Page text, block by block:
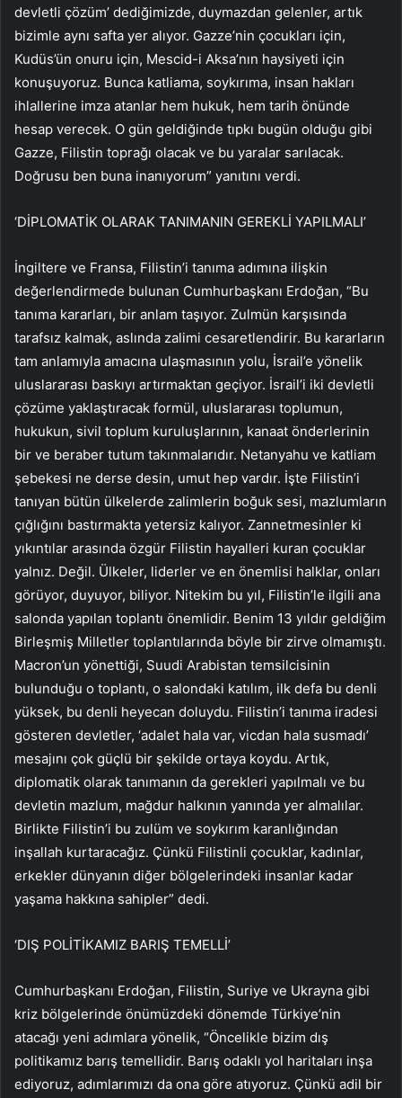
devletli çözüm’ dediğimizde, duymazdan gelenler, artık
bizimle aynı safta yer alıyor. Gazze’nin çocukları için,
Kudüs’ün onuru için, Mescid-i Aksa’nın haysiyeti için
konuşuyoruz. Bunca katliama, soykırıma, insan hakları
ihlallerine imza atanlar hem hukuk, hem tarih önünde
hesap verecek. O gün geldiğinde tıpkı bugün olduğu gibi
Gazze, Filistin toprağı olacak ve bu yaralar sarılacak.
Doğrusu ben buna inanıyorum” yanıtını verdi.
‘DİPLOMATİK OLARAK TANIMANIN GEREKLİ YAPILMALI’
İngiltere ve Fransa, Filistin’i tanıma adımına ilişkin
değerlendirmede bulunan Cumhurbaşkanı Erdoğan, “Bu
tanıma kararları, bir anlam taşıyor. Zulmün karşısında
tarafsız kalmak, aslında zalimi cesaretlendirir. Bu kararların
tam anlamıyla amacına ulaşmasının yolu, İsrail’e yönelik
uluslararası baskıyı artırmaktan geçiyor. İsrail’i iki devletli
çözüme yaklaştıracak formül, uluslararası toplumun,
hukukun, sivil toplum kuruluşlarının, kanaat önderlerinin
bir ve beraber tutum takınmalarıdır. Netanyahu ve katliam
şebekesi ne derse desin, umut hep vardır. İşte Filistin’i
tanıyan bütün ülkelerde zalimlerin boğuk sesi, mazlumların
çığlığını bastırmakta yetersiz kalıyor. Zannetmesinler ki
yıkıntılar arasında özgür Filistin hayalleri kuran çocuklar
yalnız. Değil. Ülkeler, liderler ve en önemlisi halklar, onları
görüyor, duyuyor, biliyor. Nitekim bu yıl, Filistin’le ilgili ana
salonda yapılan toplantı önemlidir. Benim 13 yıldır geldiğim
Birleşmiş Milletler toplantılarında böyle bir zirve olmamıştı.
Macron’un yönettiği, Suudi Arabistan temsilcisinin
bulunduğu o toplantı, o salondaki katılım, ilk defa bu denli
yüksek, bu denli heyecan doluydu. Filistin’i tanıma iradesi
gösteren devletler, ‘adalet hala var, vicdan hala susmadı’
mesajını çok güçlü bir şekilde ortaya koydu. Artık,
diplomatik olarak tanımanın da gerekleri yapılmalı ve bu
devletin mazlum, mağdur halkının yanında yer almalılar.
Birlikte Filistin’i bu zulüm ve soykırım karanlığından
inşallah kurtaracağız. Çünkü Filistinli çocuklar, kadınlar,
erkekler dünyanın diğer bölgelerindeki insanlar kadar
yaşama hakkına sahipler” dedi.
‘DIŞ POLİTİKAMIZ BARIŞ TEMELLİ’
Cumhurbaşkanı Erdoğan, Filistin, Suriye ve Ukrayna gibi
kriz bölgelerinde önümüzdeki dönemde Türkiye’nin
atacağı yeni adımlara yönelik, “Öncelikle bizim dış
politikamız barış temellidir. Barış odaklı yol haritaları inşa
ediyoruz, adımlarımızı da ona göre atıyoruz. Çünkü adil bir